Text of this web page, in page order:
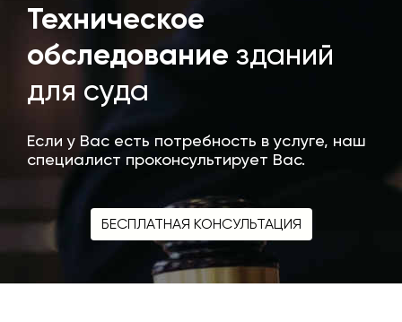
Техническое
обследование зданий
для суда
Если у Вас есть потребность в услуге, наш
специалист проконсультирует Вас.
БЕСПЛАТНАЯ КОНСУЛЬТАЦИЯ